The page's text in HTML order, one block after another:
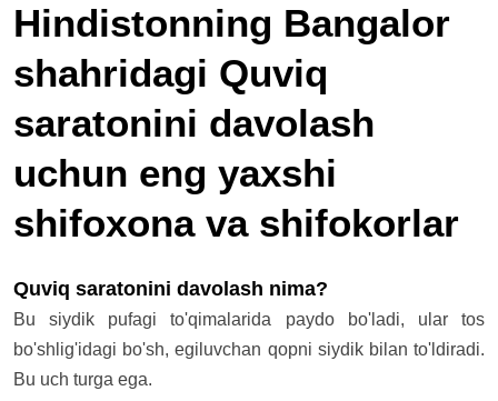
Hindistonning Bangalor
shahridagi Quviq
saratonini davolash
uchun eng yaxshi
shifoxona va shifokorlar
Quviq saratonini davolash nima?
Bu siydik pufagi to'qimalarida paydo bo'ladi, ular tos
bo'shlig'idagi bo'sh, egiluvchan qopni siydik bilan to'ldiradi.
Bu uch turga ega.